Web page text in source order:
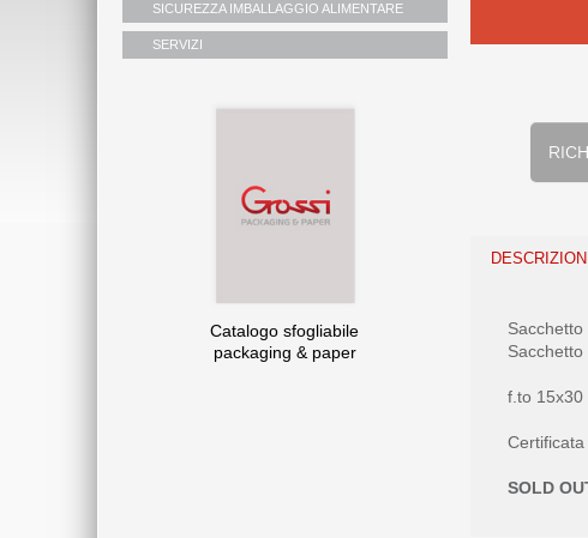
SICUREZZA IMBALLAGGIO ALIMENTARE
SERVIZI
Catalogo sfogliabile
packaging & paper
f.to 15x30
SOLD